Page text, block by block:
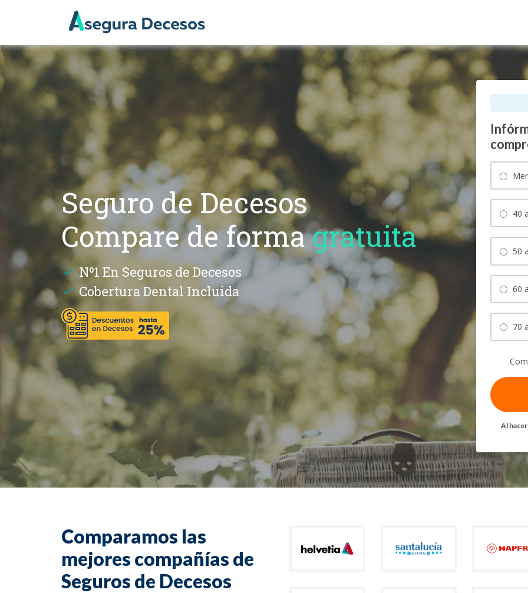
Seguro de Decesos
Compare de formagratuita
Nº1 En Seguros de Decesos
Cobertura Dental Incluida
40
50
60
70
Al
Comparamos las
mejores compañías de
Seguros de Decesos